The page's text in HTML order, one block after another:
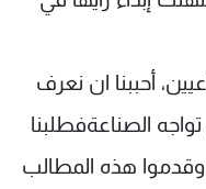
أحببنا ان نعرف
الصناعةفطلبنا
هذه المطالب